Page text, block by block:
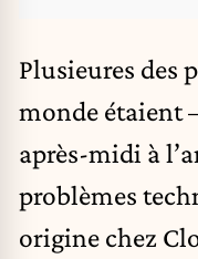
Plusieures des
monde étaient
après-midi à
problèmes
origine chez